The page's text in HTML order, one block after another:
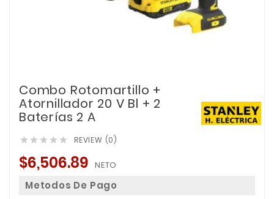
Combo Rotomartillo +
Atornillador 20 V Bl + 2
Baterías 2 A
     REVIEW (0)
$6,506.89 NETO
Metodos De Pago